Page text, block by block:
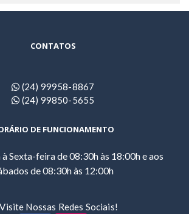
CONTATOS
(24) 99958-8867
(24) 99850-5655
DE FUNCIONAMENTO
Sexta-feira de 08:30h às 18:00h e aos
de 08:30h às 12:00h
Visite Nossas Redes Sociais!